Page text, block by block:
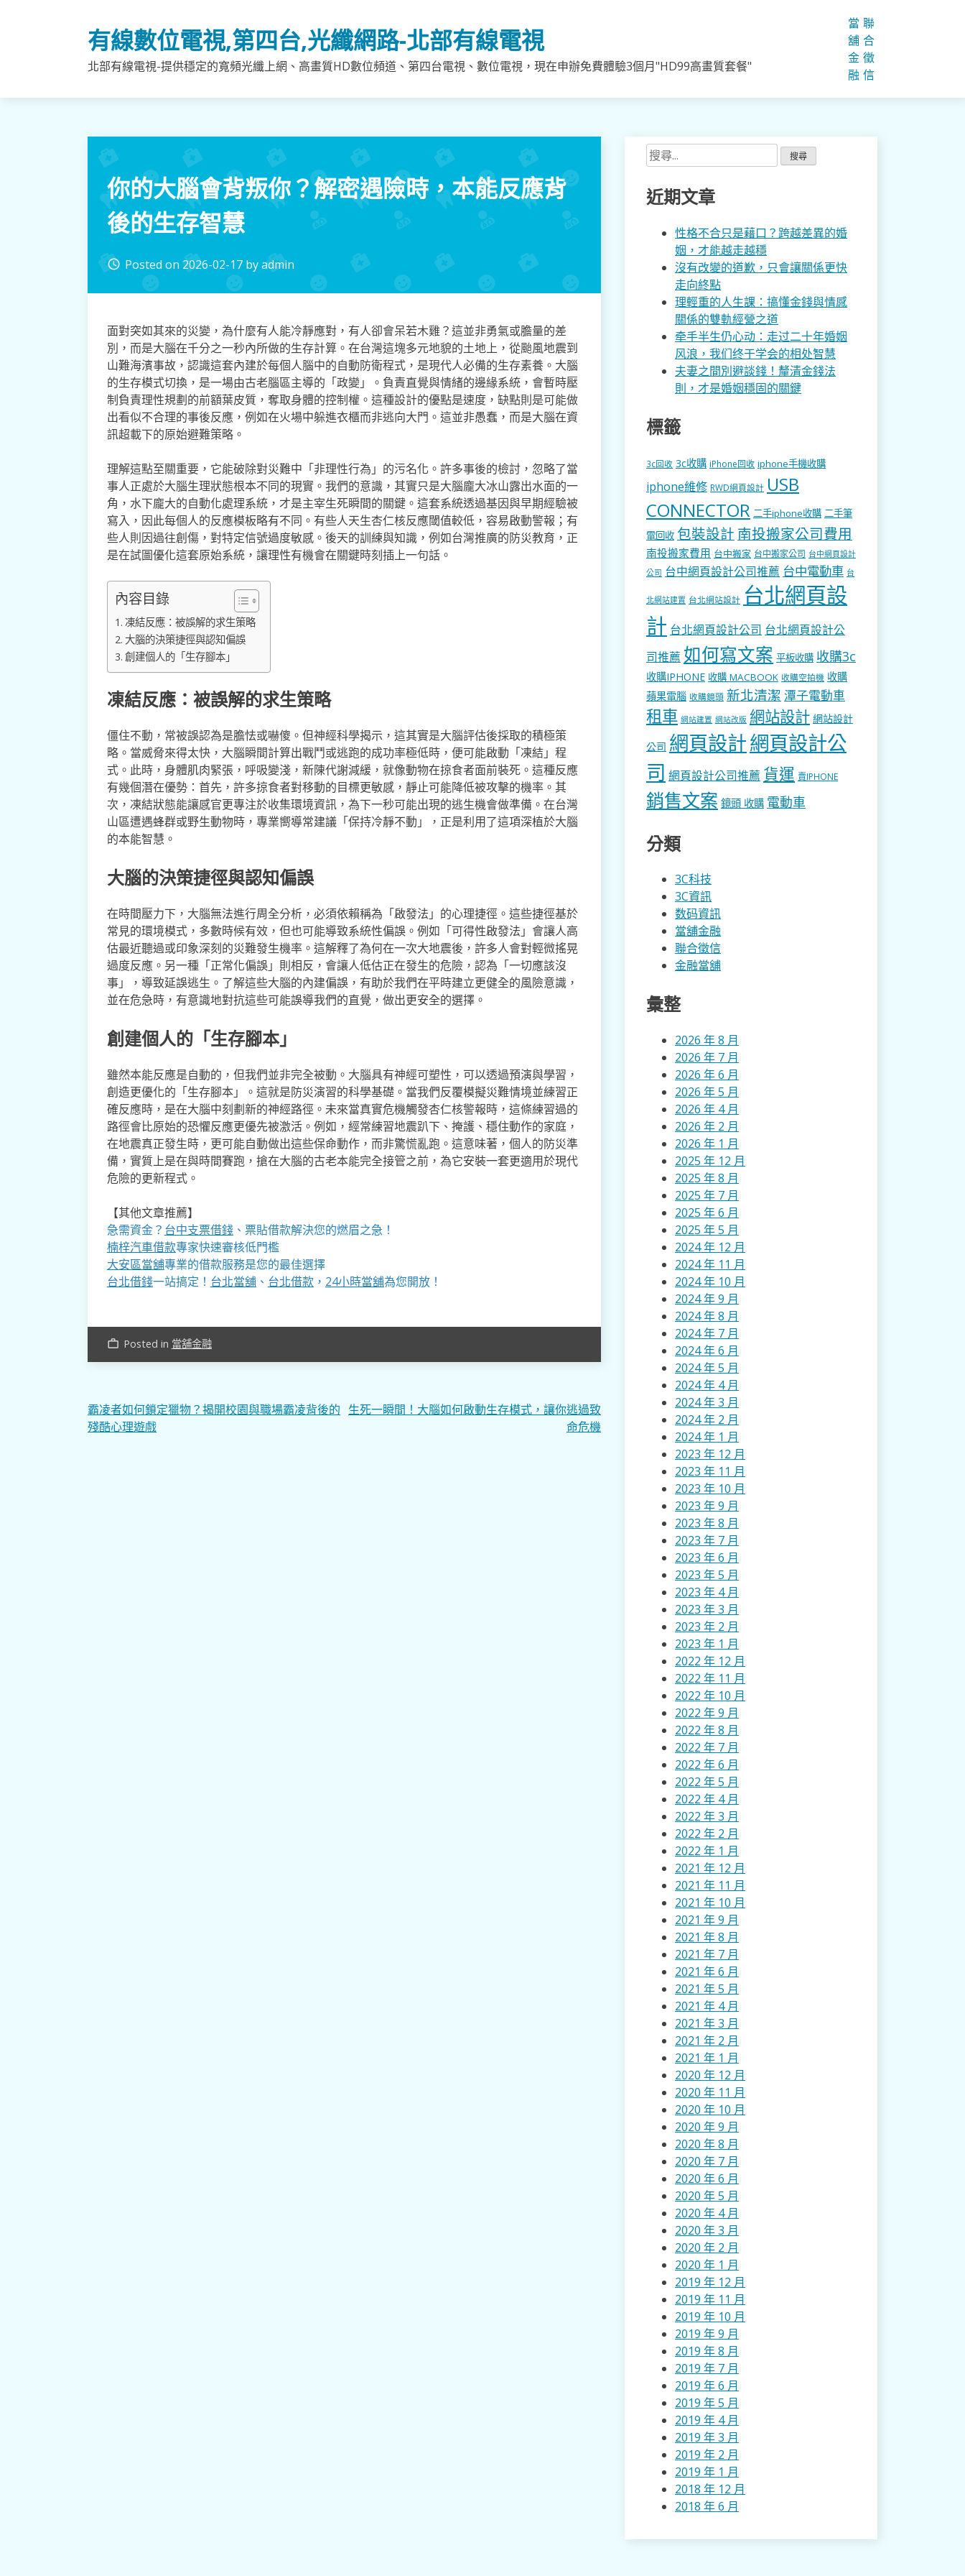
有線數位電視,第四台,光纖網路-北部有線電視
北部有線電視-提供穩定的寬頻光纖上網、高畫質HD數位頻道、第四台電視、數位電視，現在申辦免費體驗3個月"HD99高畫質套餐"
當
舖
金
融
聯
合
徵
信
你的大腦會背叛你？解密遇險時，本能反應背
後的生存智慧
access_time Posted on2026-02-17 byadmin
面對突如其來的災變，為什麼有人能冷靜應對，有人卻會呆若木雞？這並非勇氣或膽量的差
別，而是大腦在千分之一秒內所做的生存計算。在台灣這塊多元地貌的土地上，從颱風地震到
山難海濱事故，認識這套內建於每個人腦中的自動防衛程式，是現代人必備的生存素養。大腦
的生存模式切換，是一場由古老腦區主導的「政變」。負責直覺與情緒的邊緣系統，會暫時壓
制負責理性規劃的前額葉皮質，奪取身體的控制權。這種設計的優點是速度，缺點則是可能做
出看似不合理的事後反應，例如在火場中躲進衣櫃而非逃向大門。這並非愚蠢，而是大腦在資
訊超載下的原始避難策略。
理解這點至關重要，它能破除對災難中「非理性行為」的污名化。許多事後的檢討，忽略了當
事人正處於大腦生理狀態根本不同的現實。我們的意識，其實只是大腦龐大冰山露出水面的一
角，水下龐大的自動化處理系統，才是主宰生死瞬間的關鍵。這套系統透過基因與早期經驗被
寫入，因此每個人的反應模板略有不同。有些人天生杏仁核反應閾值較低，容易啟動警報；有
些人則因過往創傷，對特定信號過度敏感。後天的訓練與知識，例如台灣推廣的防災教育，正
是在試圖優化這套原始系統，讓理性有機會在關鍵時刻插上一句話。
內容目錄
凍結反應：被誤解的求生策略
大腦的決策捷徑與認知偏誤
創建個人的「生存腳本」
凍結反應：被誤解的求生策略
僵住不動，常被誤認為是膽怯或嚇傻。但神經科學揭示，這其實是大腦評估後採取的積極策
略。當威脅來得太快，大腦瞬間計算出戰鬥或逃跑的成功率極低時，便可能啟動「凍結」程
式。此時，身體肌肉緊張，呼吸變淺，新陳代謝減緩，就像動物在掠食者面前裝死。這種反應
有幾個潛在優勢：首先，許多掠食者對移動的目標更敏感，靜止可能降低被攻擊的機率。其
次，凍結狀態能讓感官更專注於收集環境資訊，為下一秒可能出現的逃生機會做準備。在台灣
山區遭遇蜂群或野生動物時，專業嚮導常建議「保持冷靜不動」，正是利用了這項深植於大腦
的本能智慧。
大腦的決策捷徑與認知偏誤
在時間壓力下，大腦無法進行周全分析，必須依賴稱為「啟發法」的心理捷徑。這些捷徑基於
常見的環境模式，多數時候有效，但也可能導致系統性偏誤。例如「可得性啟發法」會讓人高
估最近聽過或印象深刻的災難發生機率。這解釋了為何在一次大地震後，許多人會對輕微搖晃
過度反應。另一種「正常化偏誤」則相反，會讓人低估正在發生的危險，認為「一切應該沒
事」，導致延誤逃生。了解這些大腦的內建偏誤，有助於我們在平時建立更健全的風險意識，
並在危急時，有意識地對抗這些可能誤導我們的直覺，做出更安全的選擇。
創建個人的「生存腳本」
雖然本能反應是自動的，但我們並非完全被動。大腦具有神經可塑性，可以透過預演與學習，
創造更優化的「生存腳本」。這就是防災演習的科學基礎。當我們反覆模擬災難情境並練習正
確反應時，是在大腦中刻劃新的神經路徑。未來當真實危機觸發杏仁核警報時，這條練習過的
路徑會比原始的恐懼反應更優先被激活。例如，經常練習地震趴下、掩護、穩住動作的家庭，
在地震真正發生時，更可能自動做出這些保命動作，而非驚慌亂跑。這意味著，個人的防災準
備，實質上是在與時間賽跑，搶在大腦的古老本能完全接管之前，為它安裝一套更適用於現代
危險的更新程式。
【其他文章推薦】
急需資金？ 台中支票借錢、票貼借款解決您的燃眉之急！
楠梓汽車借款專家快速審核低門檻
大安區當舖專業的借款服務是您的最佳選擇
台北借錢一站搞定！ 台北當舖、 台北借款， 24小時當舖為您開放！
work_outline Posted in 當舖金融
文
章
霸凌者如何鎖定獵物？揭開校園與職場霸凌背後的
殘酷心理遊戲
生死一瞬間！大腦如何啟動生存模式，讓你逃過致
命危機
搜
尋
關
鍵
近期文章
性格不合只是藉口？跨越差異的婚
姻，才能越走越穩
沒有改變的道歉，只會讓關係更快
走向終點
理輕重的人生課：搞懂金錢與情感
關係的雙軌經營之道
牵手半生仍心动：走过二十年婚姻
风浪，我们终于学会的相处智慧
夫妻之間別避談錢！釐清金錢法
則，才是婚姻穩固的關鍵
標籤
3c回收 3c收購 iPhone回收 iphone手機收購
iphone維修 RWD網頁設計 USB
CONNECTOR 二手iphone收購 二手筆
電回收 包裝設計 南投搬家公司費用
南投搬家費用 台中搬家 台中搬家公司 台中網頁設計
公司 台中網頁設計公司推薦 台中電動車 台
北網站建置 台北網站設計 台北網頁設
計 台北網頁設計公司 台北網頁設計公
司推薦 如何寫文案 平板收購 收購3c
收購IPHONE 收購 MACBOOK 收購空拍機 收購
蘋果電腦 收購鏡頭 新北清潔 潭子電動車
租車 網站建置 網站改版 網站設計 網站設計
公司 網頁設計網頁設計公
司 網頁設計公司推薦 貨運 賣IPHONE
銷售文案 鏡頭 收購 電動車
分類
3C科技
3C資訊
数码資訊
當舖金融
聯合徵信
金融當舖
彙整
2026 年 8 月
2026 年 7 月
2026 年 6 月
2026 年 5 月
2026 年 4 月
2026 年 2 月
2026 年 1 月
2025 年 12 月
2025 年 8 月
2025 年 7 月
2025 年 6 月
2025 年 5 月
2024 年 12 月
2024 年 11 月
2024 年 10 月
2024 年 9 月
2024 年 8 月
2024 年 7 月
2024 年 6 月
2024 年 5 月
2024 年 4 月
2024 年 3 月
2024 年 2 月
2024 年 1 月
2023 年 12 月
2023 年 11 月
2023 年 10 月
2023 年 9 月
2023 年 8 月
2023 年 7 月
2023 年 6 月
2023 年 5 月
2023 年 4 月
2023 年 3 月
2023 年 2 月
2023 年 1 月
2022 年 12 月
2022 年 11 月
2022 年 10 月
2022 年 9 月
2022 年 8 月
2022 年 7 月
2022 年 6 月
2022 年 5 月
2022 年 4 月
2022 年 3 月
2022 年 2 月
2022 年 1 月
2021 年 12 月
2021 年 11 月
2021 年 10 月
2021 年 9 月
2021 年 8 月
2021 年 7 月
2021 年 6 月
2021 年 5 月
2021 年 4 月
2021 年 3 月
2021 年 2 月
2021 年 1 月
2020 年 12 月
2020 年 11 月
2020 年 10 月
2020 年 9 月
2020 年 8 月
2020 年 7 月
2020 年 6 月
2020 年 5 月
2020 年 4 月
2020 年 3 月
2020 年 2 月
2020 年 1 月
2019 年 12 月
2019 年 11 月
2019 年 10 月
2019 年 9 月
2019 年 8 月
2019 年 7 月
2019 年 6 月
2019 年 5 月
2019 年 4 月
2019 年 3 月
2019 年 2 月
2019 年 1 月
2018 年 12 月
2018 年 6 月